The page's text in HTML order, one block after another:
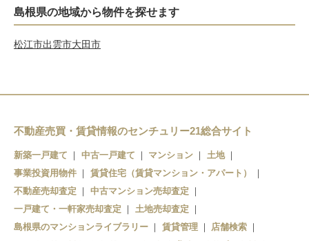
島根県の地域から物件を探せます
松江市出雲市大田市
不動産売買・賃貸情報のセンチュリー21総合サイト
新築一戸建て 中古一戸建て マンション
土地
事業投資用物件
賃貸住宅（賃貸マンション・アパート）
不動産売却査定
中古マンション売却査定
一戸建て・一軒家売却査定
土地売却査定
島根県のマンションライブラリー
賃貸管理
店舗検索